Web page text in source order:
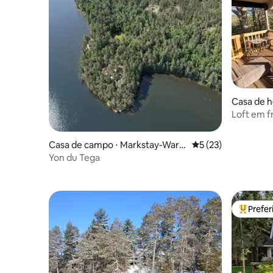
Casa de campo ⋅ Markstay-Warr
en
5 de uma avaliação
5 (23)
Yon du Tega
Casa de
Loft em
Entre